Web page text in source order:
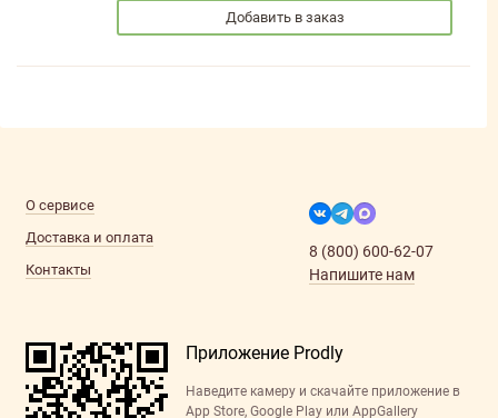
Добавить в заказ
О сервисе
Доставка и оплата
Контакты
8 (800) 600-62-07
Напишите нам
Приложение Prodly
Наведите камеру и скачайте приложение в
App Store, Google Play или AppGallery